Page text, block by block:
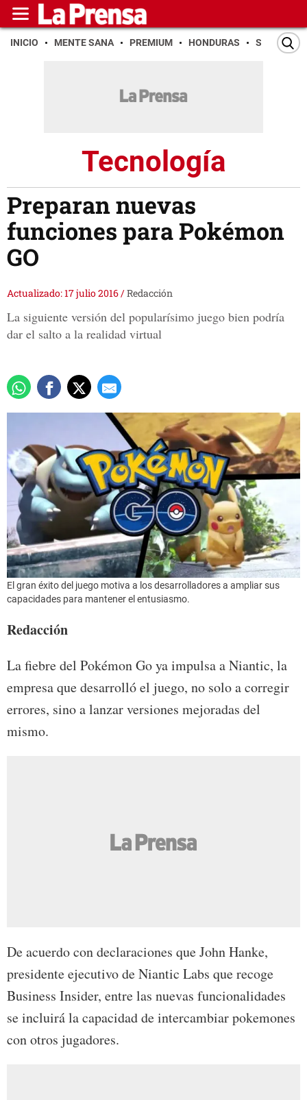
INICIO MENTE SANA PREMIUM HONDURAS SAN PEDRO
Tecnología
Preparan nuevas
funciones para Pokémon
GO
Actualizado: 17 julio 2016/Redacción
La siguiente versión del popularísimo juego bien podría
dar el salto a la realidad virtual
El gran éxito del juego motiva a los desarrolladores a ampliar sus
capacidades para mantener el entusiasmo.
Redacción
La fiebre del Pokémon Go ya impulsa a Niantic, la
empresa que desarrolló el juego, no solo a corregir
errores, sino a lanzar versiones mejoradas del
mismo.
De acuerdo con declaraciones que John Hanke,
presidente ejecutivo de Niantic Labs que recoge
Business Insider, entre las nuevas funcionalidades
se incluirá la capacidad de intercambiar pokemones
con otros jugadores.